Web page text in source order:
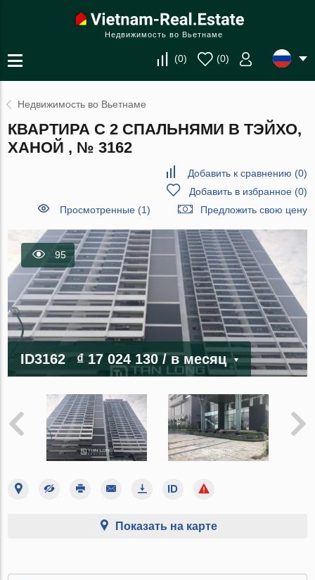
Недвижимость во Вьетнаме
(0) (0)
Недвижимость во Вьетнаме
КВАРТИРА С 2 СПАЛЬНЯМИ В ТЭЙХО,
ХАНОЙ , № 3162
Добавить к сравнению (0)
Добавить в избранное(0)
Просмотренные (1)
Предложить свою цену
95
ID3162 ₫ 17 024 130/ в месяц
Показать на карте